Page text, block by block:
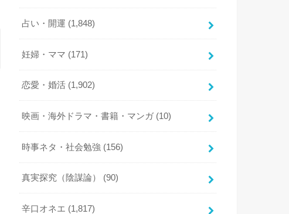
占い・開運 (1,848)
妊婦・ママ (171)
恋愛・婚活 (1,902)
映画・海外ドラマ・書籍・マンガ (10)
時事ネタ・社会勉強 (156)
真実探究（陰謀論） (90)
辛口オネエ (1,817)